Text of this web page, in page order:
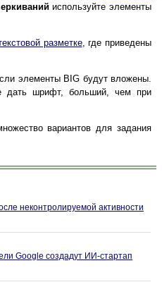
используйте элементы
разметке, где приведены
элементы BIG будут вложены.
шрифт, больший, чем при
вариантов для задания
неконтролируемой активности
Google создадут ИИ-стартап